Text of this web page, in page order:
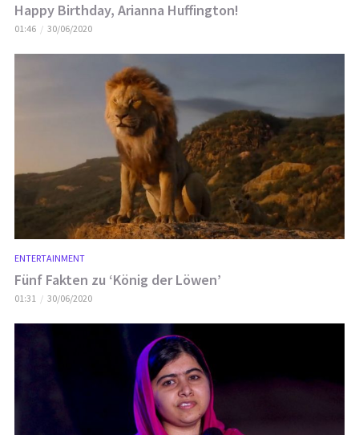
Happy Birthday, Arianna Huffington!
01:46 30/06/2020
ENTERTAINMENT
Fünf Fakten zu ‘König der Löwen’
01:31 30/06/2020